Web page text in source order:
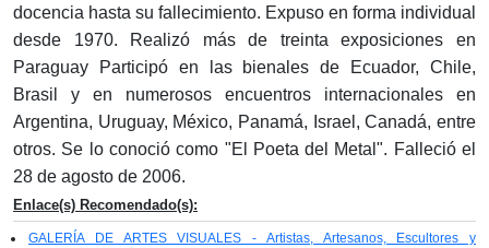
docencia hasta su fallecimiento. Expuso en forma individual
desde 1970. Realizó más de treinta exposiciones en
Paraguay Participó en las bienales de Ecuador, Chile,
Brasil y en numerosos encuentros internacionales en
Argentina, Uruguay, México, Panamá, Israel, Canadá, entre
otros. Se lo conoció como "El Poeta del Metal". Falleció el
28 de agosto de 2006.
Enlace(s) Recomendado(s):
GALERÍA DE ARTES VISUALES - Artistas, Artesanos, Escultores y